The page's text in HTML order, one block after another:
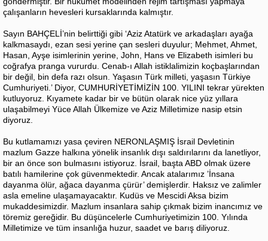
çalışanların hevesleri kursaklarında kalmıştır.
Sayın BAHÇELİ’nin belirttiği gibi ‘Aziz Atatürk ve arkadaşları ayağa
kalkmasaydı, ezan sesi yerine çan sesleri duyulur; Mehmet, Ahmet,
Hasan, Ayşe isimlerinin yerine, John, Hans ve Elizabeth isimleri bu
coğrafya pranga vururdu. Cenab-ı Allah istiklalimizin koçbaşlarından
bir değil, bin defa razı olsun. Yaşasın Türk milleti, yaşasın Türkiye
Cumhuriyeti.’ Diyor, CUMHURİYETİMİZİN 100. YILINI tekrar yürekten
kutluyoruz. Kıyamete kadar bir ve bütün olarak nice yüz yıllara
ulaşabilmeyi Yüce Allah Ülkemize ve Aziz Milletimize nasip etsin
diyoruz.
Bu kutlamamızı yasa çeviren NERONLAŞMIŞ İsrail Devletinin
mazlum Gazze halkına yönelik insanlık dışı saldırılarını da lanetliyor,
bir an önce son bulmasını istiyoruz. İsrail, başta ABD olmak üzere
batılı hamilerine çok güvenmektedir. Ancak atalarımız ’İnsana
dayanma ölür, ağaca dayanma çürür’ demişlerdir. Haksız ve zalimler
asla emeline ulaşamayacaktır. Kudüs ve Mescidi Aksa bizim
mukaddesimizdir. Mazlum insanlara sahip çıkmak bizim inancımız ve
töremiz gereğidir. Bu düşüncelerle Cumhuriyetimizin 100. Yılında
Milletimize ve tüm insanlığa huzur, saadet ve barış diliyoruz.